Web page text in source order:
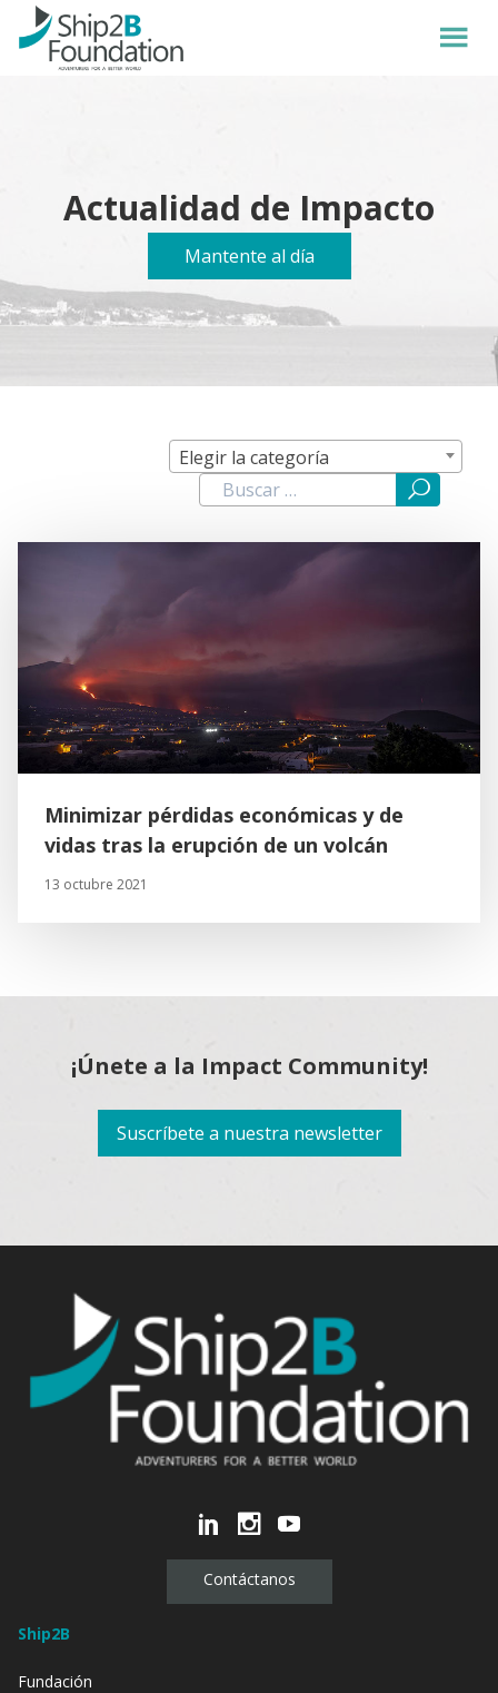
Actualidad de Impacto
Mantente al día
Elegir la categoría
Minimizar pérdidas económicas y de
vidas tras la erupción de un volcán
13 octubre 2021
¡Únete a la Impact Community!
Suscríbete a nuestra newsletter
Contáctanos
Ship2B
Fundación